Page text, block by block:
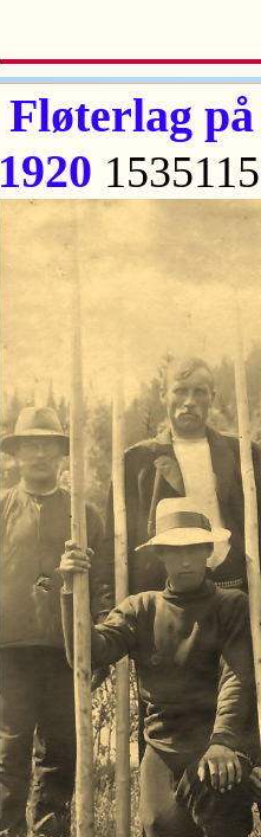
Fløterlag
1920